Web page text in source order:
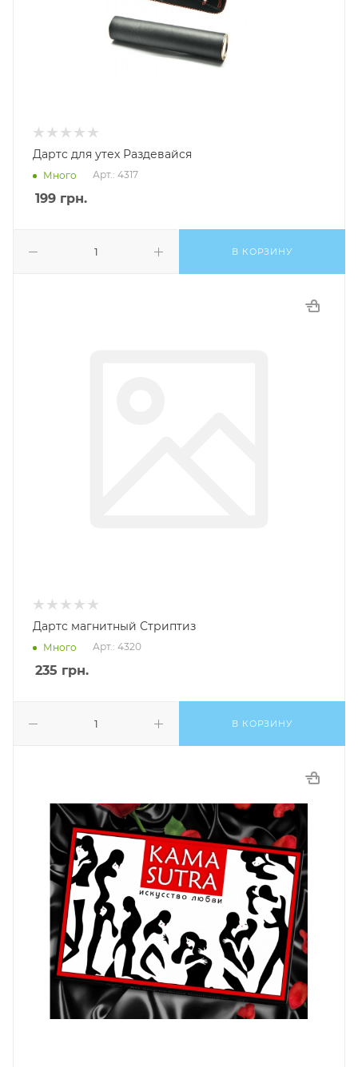
Дартс для утех Раздевайся
Много Арт.: 4317
199 грн.
В КОРЗИНУ
Дартс магнитный Стриптиз
Много Арт.: 4320
235 грн.
В КОРЗИНУ